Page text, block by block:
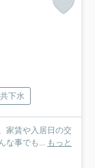
下水
家賃や入居日の交
な事でも... もっと